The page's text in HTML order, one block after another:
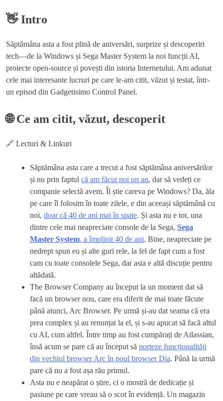
👋 Intro
Săptămâna asta a fost plină de aniversări, surprize și descoperiri
tech—de la Windows și Sega Master System la noi funcții AI,
proiecte open-source și povești din istoria Internetului. Am adunat
cele mai interesante lucruri pe care le-am citit, văzut și testat, într-
un episod din Gadgetisimo Control Panel.
🌐 Ce am citit, văzut, descoperit
🔗 Lecturi & Linkuri
Săptămâna asta care a trecut a fost săptămâna aniversărilor
și nu prin faptul că am făcut noi un an, dar să vedeți ce
companie selectă avem. Îl știe careva pe Windows? Da, ăla
pe care îl folosim în toate zilele, e din aceeași săptămână cu
noi, doar că 40 de ani mai în spate. Și asta nu e tot, una
dintre cele mai neapreciate console de la Sega, Sega
Master System, a împlinit 40 de ani. Bine, neapreciate pe
nedrept spun eu și alte guri rele, la fel de fapt cum a fost
cam cu toate consolele Sega, dar asta e altă discuție pentru
altădată.
The Browser Company au început la un moment dat să
facă un browser nou, care era diferit de mai toate făcute
până atunci, Arc Browser. Pe urmă și-au dat seama că era
prea complex și au renunțat la el, și s-au apucat să facă altul
cu AI, cum altfel. Între timp au fost cumpărați de Atlassian,
însă acum se pare că au început să porteze funcționalități
din vechiul browser Arc în noul browser Dia. Până la urmă
pare că nu a fost așa rău primul.
Asta nu e neapărat o știre, ci o mostră de dedicație și
pasiune pe care vreau să o scot în evidență. Un magazin